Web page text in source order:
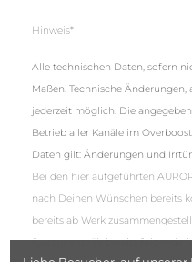
Hinweis*
Alle technischen Daten, sofern
Maßen. Technische
jederzeit möglich. Die
Betrieb aller Kanäle im
Daten gilt: Änderungen und
Bei den hier aufgeführten
nach Deinen Wünschen bereits
bereits ab Werk
System enthält bereits folgende